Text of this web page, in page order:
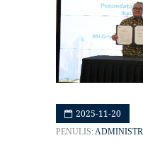
2025-11-20
PENULIS: